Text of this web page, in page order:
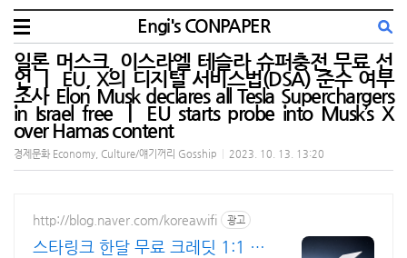
Engi's CONPAPER
일론 머스크, 이스라엘 테슬라 슈퍼충전 무료 선
언 ㅣ EU, X의 디지털 서비스법(DSA) 준수 여부
조사 Elon Musk declares all Tesla Superchargers
in Israel free ㅣ EU starts probe into Musk’s X
over Hamas content
경제문화 Economy, Culture/얘기꺼리 Gosship 2023. 10. 13. 13:20
http://blog.naver.com/koreawifi 광고
스타링크 한달 무료 크레딧 1:1 맞